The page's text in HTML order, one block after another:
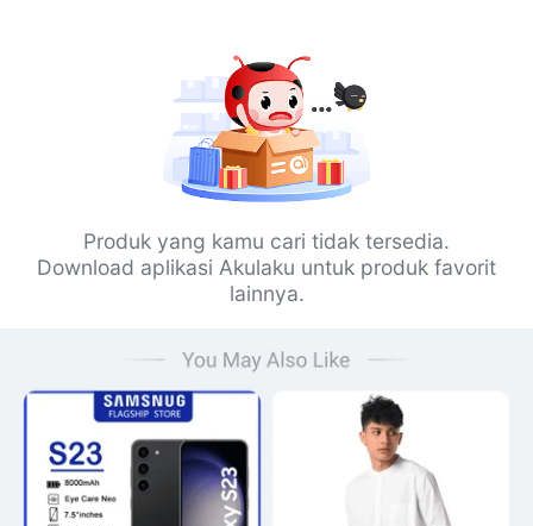
Produk yang kamu cari tidak tersedia.
Download aplikasi Akulaku untuk produk favorit
lainnya.